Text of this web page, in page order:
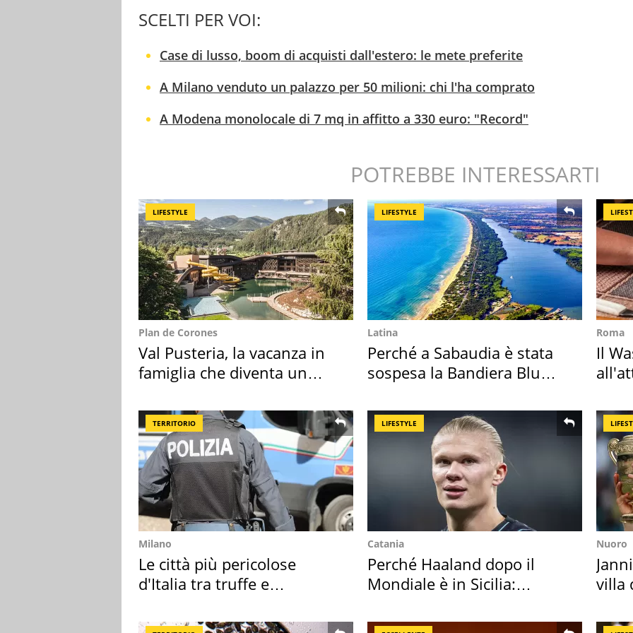
SCELTI PER VOI:
Case di lusso, boom di acquisti dall'estero: le mete preferite
A Milano venduto un palazzo per 50 milioni: chi l'ha comprato
A Modena monolocale di 7 mq in affitto a 330 euro: "Record"
POTREBBE INTERESSARTI
LIFESTYLE
Plan de Corones
Val Pusteria, la vacanza in
famiglia che diventa un
LIFESTYLE
Latina
Perché a Sabaudia è stata
sospesa la Bandiera Blu
Roma
Il
TERRITORIO
Milano
Le città più pericolose
d'Italia tra truffe e
LIFESTYLE
Catania
Perché Haaland dopo il
Mondiale è in Sicilia:
Nuoro
villa